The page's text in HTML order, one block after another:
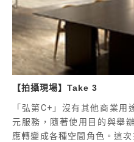
【拍攝現場】Take 3
「弘第C+」沒有其他商業
元服務，隨著使用目的與舉
應轉變成各種空間角色。這